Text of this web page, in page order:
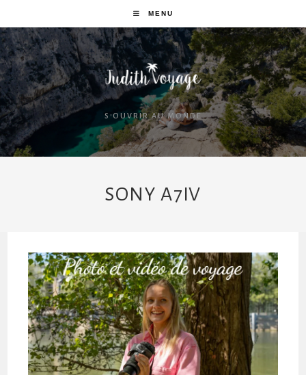
MENU
S'OUVRIR AU MONDE
SONY A7IV